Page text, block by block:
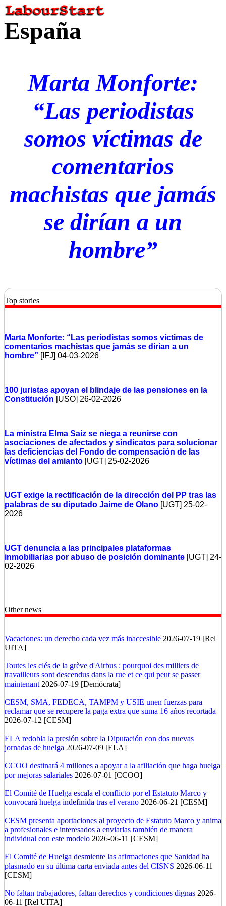
España
Marta Monforte:
“Las periodistas
somos víctimas de
comentarios
machistas que jamás
se dirían a un
hombre”
Top stories
Marta Monforte: “Las periodistas somos víctimas de
comentarios machistas que jamás se dirían a un
hombre” [IFJ] 04-03-2026
100 juristas apoyan el blindaje de las pensiones en la
Constitución [USO] 26-02-2026
La ministra Elma Saiz se niega a reunirse con
asociaciones de afectados y sindicatos para solucionar
las deficiencias del Fondo de compensación de las
víctimas del amianto [UGT] 25-02-2026
UGT exige la rectificación de la dirección del PP tras las
palabras de su diputado Jaime de Olano [UGT] 25-02-
2026
UGT denuncia a las principales plataformas
inmobiliarias por abuso de posición dominante [UGT] 24-
02-2026
Other news
Vacaciones: un derecho cada vez más inaccesible 2026-07-19 [Rel
UITA]
Toutes les clés de la grève d'Airbus : pourquoi des milliers de
travailleurs sont descendus dans la rue et ce qui peut se passer
maintenant 2026-07-19 [Demócrata]
CESM, SMA, FEDECA, TAMPM y USIE unen fuerzas para
reclamar que se recupere la paga extra que suma 16 años recortada
2026-07-12 [CESM]
ELA redobla la presión sobre la Diputación con dos nuevas
jornadas de huelga 2026-07-09 [ELA]
CCOO destinará 4 millones a apoyar a la afiliación que haga huelga
por mejoras salariales 2026-07-01 [CCOO]
El Comité de Huelga escala el conflicto por el Estatuto Marco y
convocará huelga indefinida tras el verano 2026-06-21 [CESM]
CESM presenta aportaciones al proyecto de Estatuto Marco y anima
a profesionales e interesados a enviarlas también de manera
individual con este modelo 2026-06-11 [CESM]
El Comité de Huelga desmiente las afirmaciones que Sanidad ha
plasmado en su última carta enviada antes del CISNS 2026-06-11
[CESM]
No faltan trabajadores, faltan derechos y condiciones dignas 2026-
06-11 [Rel UITA]